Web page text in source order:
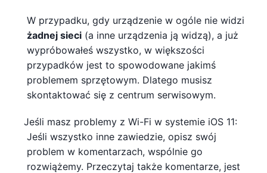
W przypadku, gdy urządzenie w ogóle nie widzi
żadnej sieci (a inne urządzenia ją widzą), a już
wypróbowałeś wszystko, w większości
przypadków jest to spowodowane jakimś
problemem sprzętowym. Dlatego musisz
skontaktować się z centrum serwisowym.
Jeśli masz problemy z Wi-Fi w systemie iOS 11:
Jeśli wszystko inne zawiedzie, opisz swój
problem w komentarzach, wspólnie go
rozwiążemy. Przeczytaj także komentarze, jest